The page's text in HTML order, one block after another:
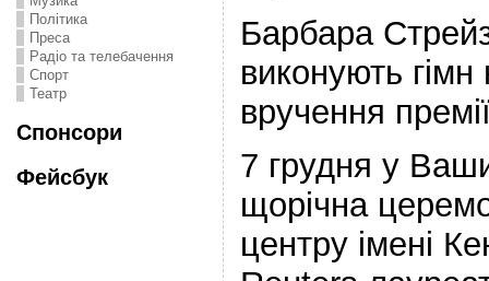
Політика
Преса
Радіо та телебачення
Спорт
Театр
Спонсори
Фейсбук
Барбара
виконують гімн
вручення
7 грудня у
щорічна
центру імені